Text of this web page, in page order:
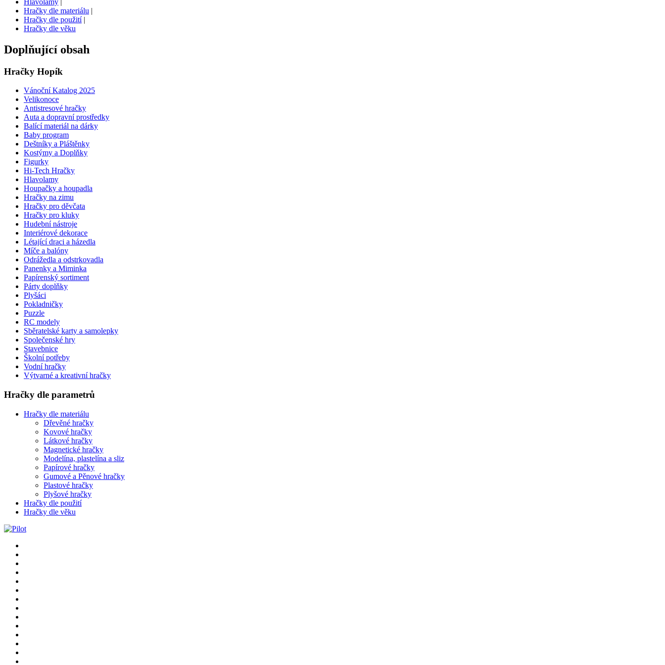
Hračky dle materiálu |
Hračky dle použití|
Hračky dle věku
Doplňující obsah
Hračky Hopík
Vánoční Katalog 2025
Velikonoce
Antistresové hračky
Auta a dopravní prostředky
Balící materiál na dárky
Baby program
Deštníky a Pláštěnky
Kostýmy a Doplňky
Figurky
Hi-Tech Hračky
Hlavolamy
Houpačky a houpadla
Hračky na zimu
Hračky pro děvčata
Hračky pro kluky
Hudební nástroje
Interiérové dekorace
Létající draci a házedla
Míče a balóny
Odrážedla a odstrkovadla
Panenky a Miminka
Papírenský sortiment
Párty doplňky
Plyšáci
Pokladničky
Puzzle
RC modely
Sběratelské karty a samolepky
Společenské hry
Stavebnice
Školní potřeby
Vodní hračky
Výtvarné a kreativní hračky
Hračky dle parametrů
Hračky dle materiálu
Dřevěné hračky
Kovové hračky
Látkové hračky
Magnetické hračky
Modelína, plastelína a sliz
Papírové hračky
Gumové a Pěnové hračky
Plastové hračky
Plyšové hračky
Hračky dle použití
Hračky dle věku